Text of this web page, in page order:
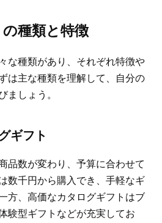
種類と特徴
な種類があり、それぞれ特徴や
は主な種類を理解して、自分の
ましょう。
ギフト
品数が変わり、予算に合わせて
数千円から購入でき、手軽なギ
方、高価なカタログギフトはブ
験型ギフトなどが充実してお